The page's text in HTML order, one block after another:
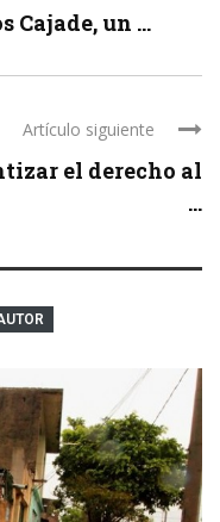
Cajade, un ...
Artículo siguiente
el derecho al
...